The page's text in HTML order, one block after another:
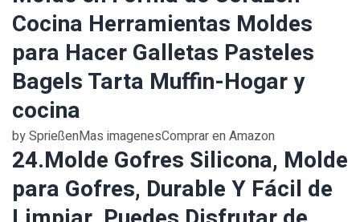
Cocina Herramientas Moldes
para Hacer Galletas Pasteles
Bagels Tarta Muffin-Hogar y
cocina
by SprießenMas imagenesComprar en Amazon
24.Molde Gofres Silicona, Molde
para Gofres, Durable Y Fácil de